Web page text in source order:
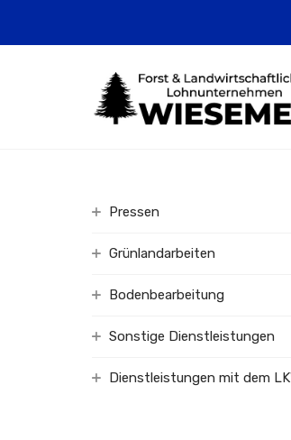
Pressen
Grünlandarbeiten
Bodenbearbeitung
Sonstige Dienstleistungen
Dienstleistungen mit dem